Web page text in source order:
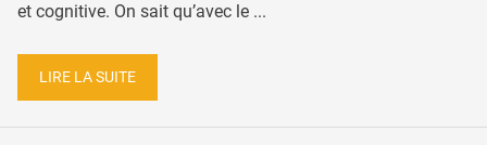
et cognitive. On sait qu’avec le ...
LIRE LA SUITE